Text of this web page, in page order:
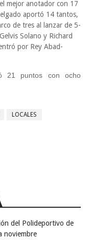
mejor anotador con 17
aportó 14 tantos,
de tres al lanzar de 5-
Solano y Richard
por Rey Abad-
21 puntos con ocho
LOCALES
del Polideportivo de
noviembre